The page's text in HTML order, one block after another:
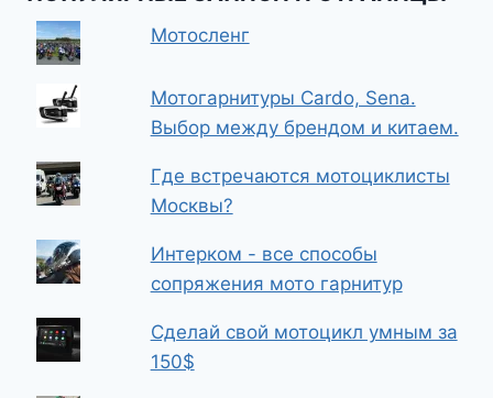
Мотосленг
Мотогарнитуры Cardo, Sena.
Выбор между брендом и китаем.
Где встречаются мотоциклисты
Москвы?
Интерком - все способы
сопряжения мото гарнитур
Сделай свой мотоцикл умным за
150$